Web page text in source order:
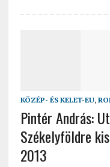
KÖZÉP- ÉS KELET-EU,
Pintér András:
Székelyföldre
2013